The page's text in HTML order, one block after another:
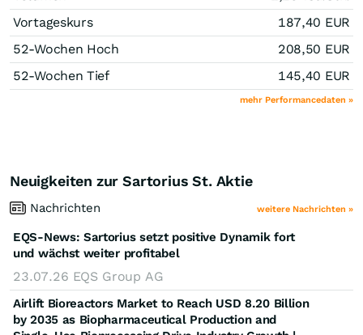
Vortageskurs
187,40 EUR
52-Wochen Hoch
208,50 EUR
52-Wochen Tief
145,40 EUR
mehr Performancedaten »
Neuigkeiten zur Sartorius St. Aktie
Nachrichten weitere Nachrichten »
EQS-News: Sartorius setzt positive Dynamik fort
und wächst weiter profitabel
23.07.26 EQS Group AG
Airlift Bioreactors Market to Reach USD 8.20 Billion
by 2035 as Biopharmaceutical Production and